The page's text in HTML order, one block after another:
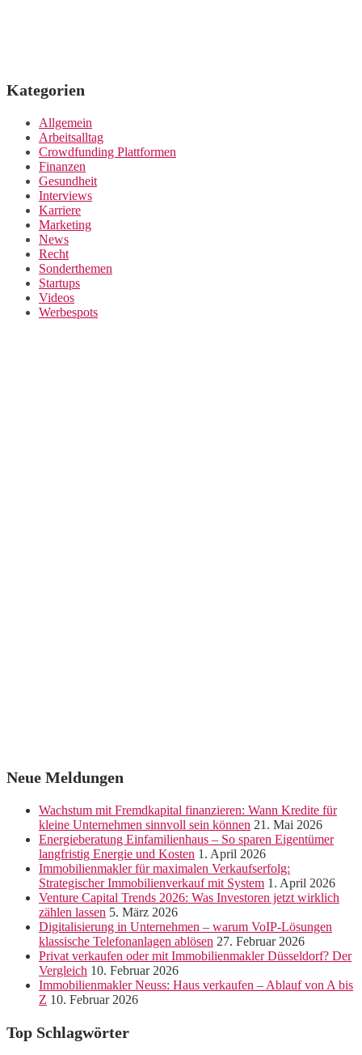
Kategorien
Allgemein
Arbeitsalltag
Crowdfunding Plattformen
Finanzen
Gesundheit
Interviews
Karriere
Marketing
News
Recht
Sonderthemen
Startups
Videos
Werbespots
Neue Meldungen
Wachstum mit Fremdkapital finanzieren: Wann Kredite für
kleine Unternehmen sinnvoll sein können 21. Mai 2026
Energieberatung Einfamilienhaus – So sparen Eigentümer
langfristig Energie und Kosten 1. April 2026
Immobilienmakler für maximalen Verkaufserfolg:
Strategischer Immobilienverkauf mit System 1. April 2026
Venture Capital Trends 2026: Was Investoren jetzt wirklich
zählen lassen 5. März 2026
Digitalisierung in Unternehmen – warum VoIP-Lösungen
klassische Telefonanlagen ablösen 27. Februar 2026
Privat verkaufen oder mit Immobilienmakler Düsseldorf? Der
Vergleich 10. Februar 2026
Immobilienmakler Neuss: Haus verkaufen – Ablauf von A bis
Z 10. Februar 2026
Top Schlagwörter